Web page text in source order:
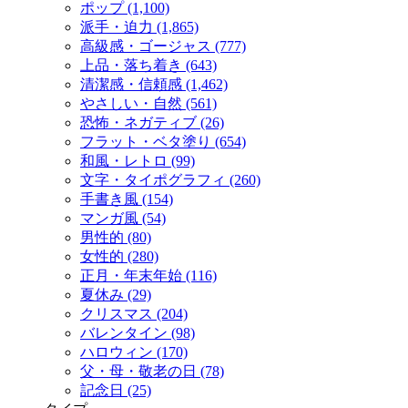
ポップ (1,100)
派手・迫力 (1,865)
高級感・ゴージャス (777)
上品・落ち着き (643)
清潔感・信頼感 (1,462)
やさしい・自然 (561)
恐怖・ネガティブ (26)
フラット・ベタ塗り (654)
和風・レトロ (99)
文字・タイポグラフィ (260)
手書き風 (154)
マンガ風 (54)
男性的 (80)
女性的 (280)
正月・年末年始 (116)
夏休み (29)
クリスマス (204)
バレンタイン (98)
ハロウィン (170)
父・母・敬老の日 (78)
記念日 (25)